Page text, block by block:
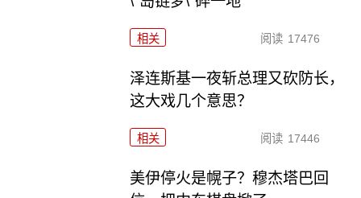
相关 阅读 17476
泽连斯基一夜斩总理又砍防长，
这大戏几个意思？
相关 阅读 17446
美伊停火是幌子？穆杰塔巴回